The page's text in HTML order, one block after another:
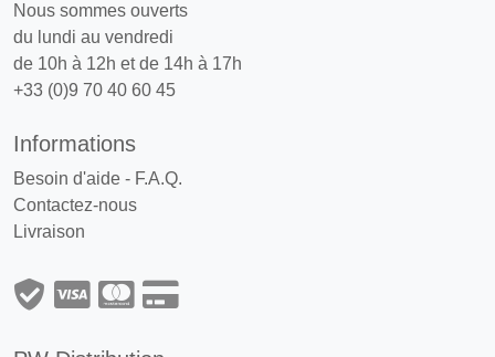
Nous sommes ouverts
du lundi au vendredi
de 10h à 12h et de 14h à 17h
+33 (0)9 70 40 60 45
Informations
Besoin d'aide - F.A.Q.
Contactez-nous
Livraison